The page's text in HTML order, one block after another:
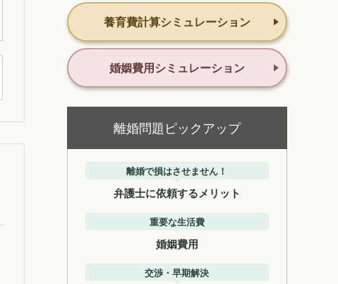
養育費計算シミュレーション
婚姻費用シミュレーション
離婚問題ピックアップ
離婚で損はさせません！
弁護士に依頼するメリット
重要な生活費
婚姻費用
交渉・早期解決